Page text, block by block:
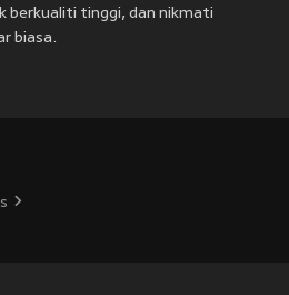
berkualiti tinggi, dan nikmati
biasa.